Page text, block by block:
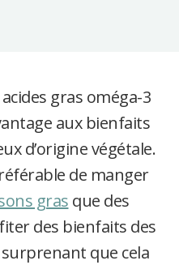
gras oméga-3
aux bienfaits
d’origine végétale.
de manger
gras que des
des bienfaits des
que cela